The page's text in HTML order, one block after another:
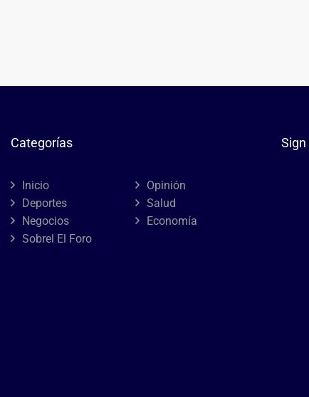
Categorías
Inicio
Opinión
Deportes
Salud
Negocios
Economía
Sobrel El Foro
Sign